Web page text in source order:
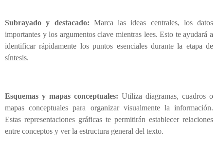
Subrayado y destacado: Marca las ideas centrales, los datos
importantes y los argumentos clave mientras lees. Esto te ayudará a
identificar rápidamente los puntos esenciales durante la etapa de
síntesis.
Esquemas y mapas conceptuales: Utiliza diagramas, cuadros o
mapas conceptuales para organizar visualmente la información.
Estas representaciones gráficas te permitirán establecer relaciones
entre conceptos y ver la estructura general del texto.